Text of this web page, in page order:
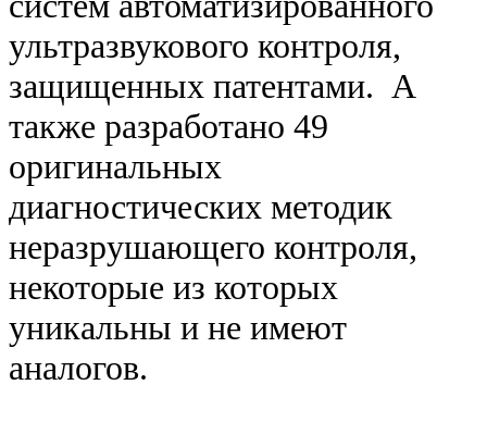
ультразвукового контроля,
защищенных патентами. А
также разработано 49
оригинальных
диагностических методик
неразрушающего контроля,
некоторые из которых
уникальны и не имеют
аналогов.